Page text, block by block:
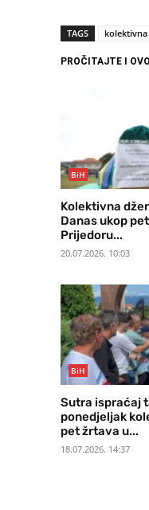
TAGS kolektivna
PROČITAJTE I OVO
BiH
Kolektivna
Danas ukop
Prijedoru...
20.07.2026. 10:03
BiH
Sutra ispraćaj
ponedjeljak
pet žrtava u...
18.07.2026. 14:37